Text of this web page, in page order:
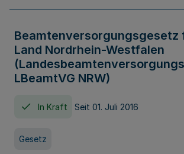
Beamtenversorgungsgesetz
Land Nordrhein-Westfalen
LBeamtVG NRW)
In Kraft Seit 01. Juli 2016
Gesetz